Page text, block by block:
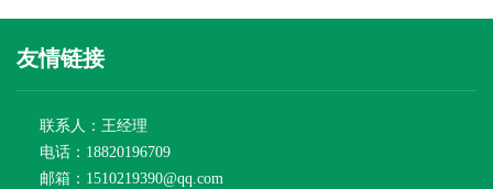
友情链接
联系人：王经理
电话：18820196709
邮箱：1510219390@qq.com